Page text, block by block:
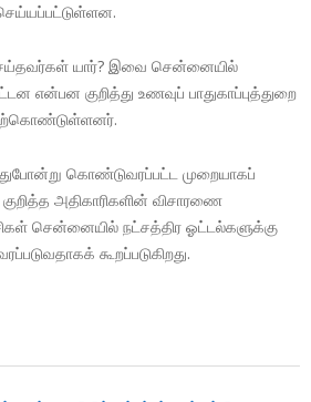
யார்? இவை சென்னையில்
என்பன குறித்து உணவுப் பாதுகாப்புத்துறை
கொண்டுவரப்பட்ட முறையாகப்
அதிகாரிகளின் விசாரணை
சென்னையில் நட்சத்திர ஓட்டல்களுக்கு
கூறப்படுகிறது.